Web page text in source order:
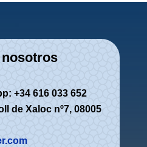
+34 616 033 652
de Xaloc nº7, 08005